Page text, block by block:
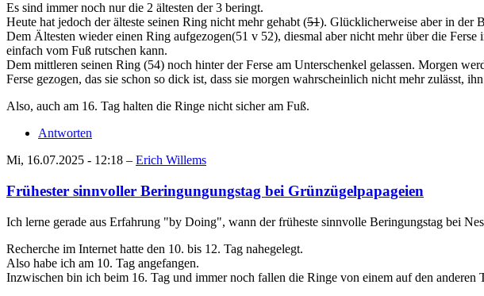
Es sind immer noch nur die 2 ältesten der 3 beringt.
Heute hat jedoch der älteste seinen Ring nicht mehr gehabt (51). Glücklicherweise aber in der
Dem Ältesten wieder einen Ring aufgezogen(51 v 52), diesmal aber nicht mehr über die
einfach vom Fuß rutschen kann.
Dem mittleren seinen Ring (54) noch hinter der Ferse am Unterschenkel gelassen. Morgen
Ferse gezogen, das sie schon so dick ist, dass sie morgen wahrscheinlich nicht mehr zulässt,
Also, auch am 16. Tag halten die Ringe nicht sicher am Fuß.
Antworten
Mi, 16.07.2025 - 12:18 – Erich Willems
Frühester sinnvoller Beringungungstag bei Grünzügelpapageien
Ich lerne gerade aus Erfahrung "by Doing", wann der früheste sinnvolle Beringungstag bei
Recherche im Internet hatte den 10. bis 12. Tag nahegelegt.
Also habe ich am 10. Tag angefangen.
Inzwischen bin ich beim 16. Tag und immer noch fallen die Ringe von einem auf den anderen